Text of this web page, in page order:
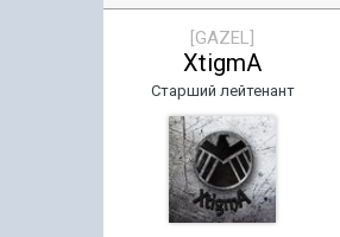
[GAZEL]
XtigmA
Старший лейтенант